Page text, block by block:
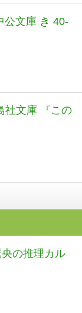
公文庫 き 40-
社文庫 『この
の推理カル